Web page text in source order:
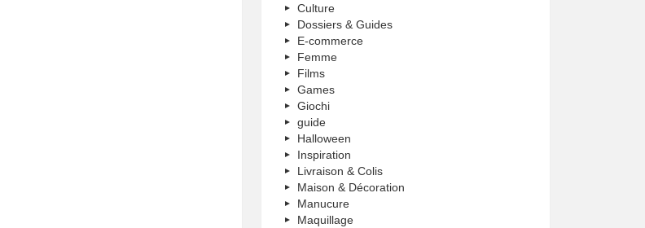
Culture
Dossiers & Guides
E-commerce
Femme
Films
Games
Giochi
guide
Halloween
Inspiration
Livraison & Colis
Maison & Décoration
Manucure
Maquillage